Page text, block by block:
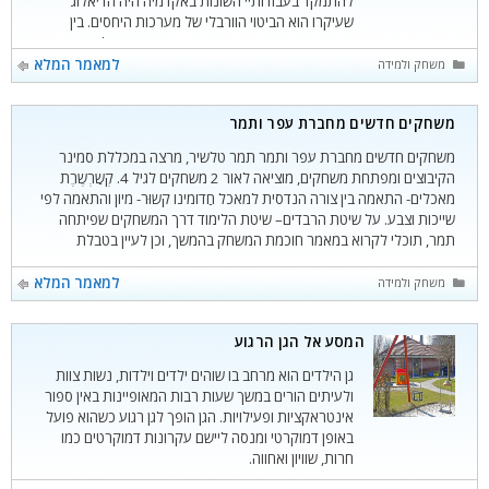
שעיקרו הוא הביטוי הוורבלי של מערכות היחסים. בין
עבודותיי עשיתי סמינריון איכותני (מחקר פעולה) בנושא –
"עידוד יצירת דיאלוג בקרב ילדי גן חובה", בעבודה הזאת
אני
למאמר המלא קטגוריות
משחק ולמידה
משחקים חדשים מחברת עֹפר ותמר
משחקים חדשים מחברת עֹפר ותמר תמר טלשיר, מרצה במכללת סמינר
הקיבוצים ומפתחת משחקים, מוציאה לאור 2 משחקים לגיל 4. קְשַרְשֶרֶת
מאכלים- התאמה בין צורה הנדסית למאכל חַדוֹמינו קשוּר- מיון והתאמה לפי
שייכות וצבע. על שיטת הרבדים– שיטת הלימוד דרך המשחקים שפיתחה
תמר, תוכלי לקרוא במאמר חוכמת המשחק בהמשך, וכן לעיין בטבלת
למאמר המלא
קטגוריות
משחק ולמידה
המסע אל הגן הרגוע
גן הילדים הוא מרחב בו שוהים ילדים וילדות, נשות צוות
ולעיתים הורים במשך שעות רבות המאופיינות באין ספור
אינטראקציות ופעילויות. הגן הופך לגן רגוע כשהוא פועל
באופן דמוקרטי ומנסה ליישם עקרונות דמוקרטים כמו
חרות, שוויון ואחווה.